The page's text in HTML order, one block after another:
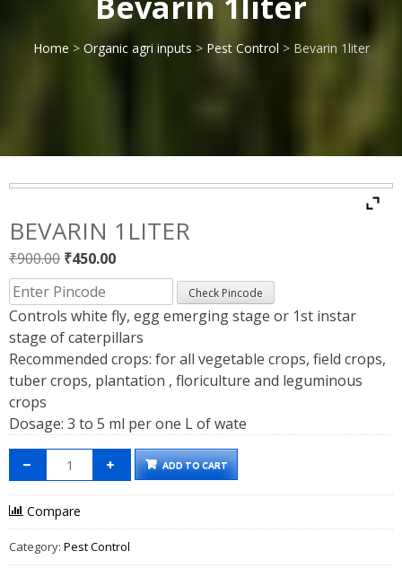
Home > Organic agri inputs > Pest Control > Bevarin 1liter
BEVARIN 1LITER
₹900.00 Original
price
was:
₹900.00.
₹450.00Current
price
is:
₹450.00.
Check Pincode
Controls white fly, egg emerging stage or 1st instar
stage of caterpillars
Recommended crops: for all vegetable crops, field crops,
tuber crops, plantation , floriculture and leguminous
crops
Dosage: 3 to 5 ml per one L of wate
ADD TO CART
Compare
Category: Pest Control